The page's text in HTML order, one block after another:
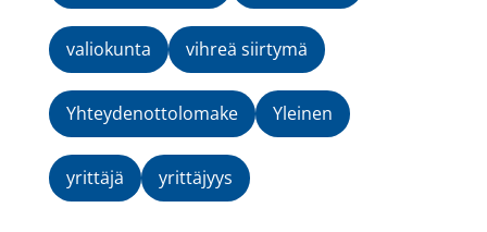
valiokunta vihreä siirtymä
Yhteydenottolomake Yleinen
yrittäjä yrittäjyys